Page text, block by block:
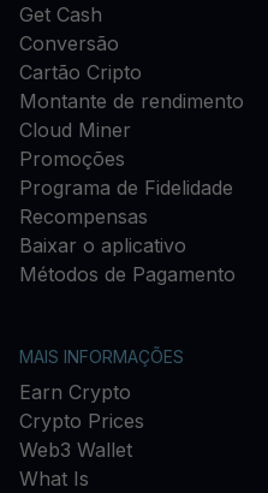
Get Cash
Conversão
Cartão Cripto
Montante de rendimento
Cloud Miner
Promoções
Programa de Fidelidade
Recompensas
Baixar o aplicativo
Métodos de Pagamento
MAIS INFORMAÇÕES
Earn Crypto
Crypto Prices
Web3 Wallet
What Is